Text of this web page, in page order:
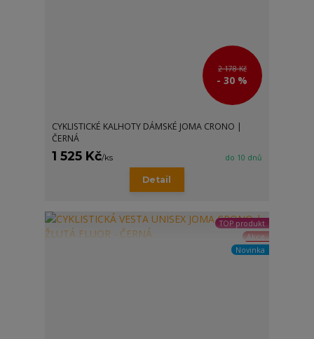
2 178 Kč
- 30 %
CYKLISTICKÉ KALHOTY DÁMSKÉ JOMA CRONO |
ČERNÁ
1 525 Kč/ks do 10 dnů
Detail
TOP produkt
Akce
Novinka